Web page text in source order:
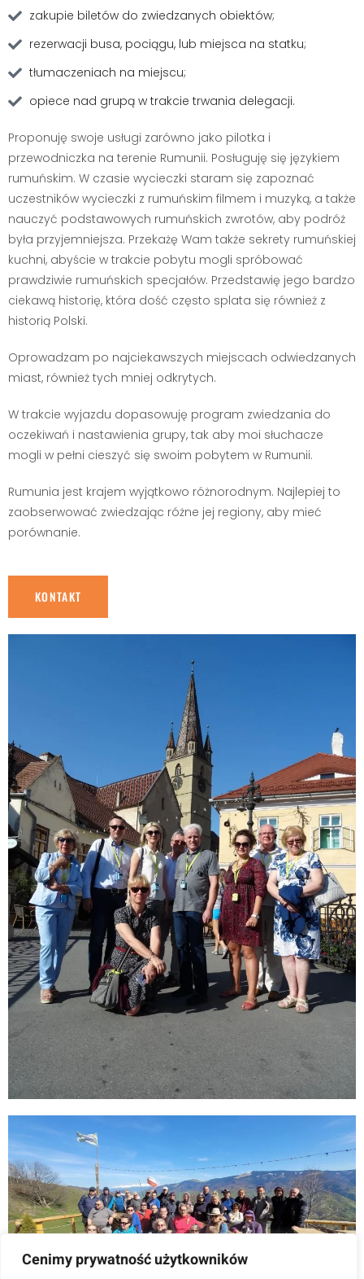
Cenimy prywatność użytkowników
zakupie biletów do zwiedzanych obiektów;
rezerwacji busa, pociągu, lub miejsca na statku;
tłumaczeniach na miejscu;
opiece nad grupą w trakcie trwania delegacji.
Proponuję swoje usługi zarówno jako pilotka i
przewodniczka na terenie Rumunii. Posługuję się językiem
rumuńskim. W czasie wycieczki staram się zapoznać
uczestników wycieczki z rumuńskim filmem i muzyką, a także
nauczyć podstawowych rumuńskich zwrotów, aby podróż
była przyjemniejsza. Przekażę Wam także sekrety rumuńskiej
kuchni, abyście w trakcie pobytu mogli spróbować
prawdziwie rumuńskich specjałów. Przedstawię jego bardzo
ciekawą historię, która dość często splata się również z
historią Polski.
Oprowadzam po najciekawszych miejscach odwiedzanych
miast, również tych mniej odkrytych.
W trakcie wyjazdu dopasowuję program zwiedzania do
oczekiwań i nastawienia grupy, tak aby moi słuchacze
mogli w pełni cieszyć się swoim pobytem w Rumunii.
Rumunia jest krajem wyjątkowo różnorodnym. Najlepiej to
zaobserwować zwiedzając różne jej regiony, aby mieć
porównanie.
KONTAKT